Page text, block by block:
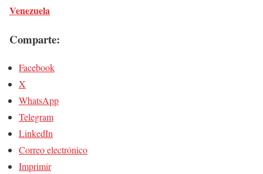
Venezuela
Comparte:
Facebook
X
WhatsApp
Telegram
LinkedIn
Correo electrónico
Imprimir